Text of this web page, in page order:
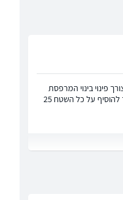
פינוי בינוי המרפסת
נחשבת לחלק מהדירה? והקבלן צריך להוסיף על כל השטח 25